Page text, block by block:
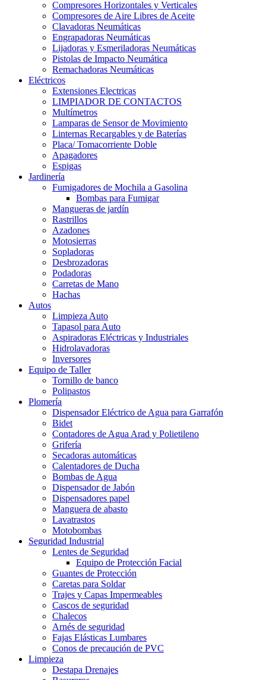
Compresores Horizontales y Verticales
Compresores de Aire Libres de Aceite
Clavadoras Neumáticas
Engrapadoras Neumáticas
Lijadoras y Esmeriladoras Neumáticas
Pistolas de Impacto Neumática
Remachadoras Neumáticas
Eléctricos
Extensiones Electricas
LIMPIADOR DE CONTACTOS
Multímetros
Lamparas de Sensor de Movimiento
Linternas Recargables y de Baterías
Placa/ Tomacorriente Doble
Apagadores
Espigas
Jardinería
Fumigadores de Mochila a Gasolina
Bombas para Fumigar
Mangueras de jardín
Rastrillos
Azadones
Motosierras
Sopladoras
Desbrozadoras
Podadoras
Carretas de Mano
Hachas
Autos
Limpieza Auto
Tapasol para Auto
Aspiradoras Eléctricas y Industriales
Hidrolavadoras
Inversores
Equipo de Taller
Tornillo de banco
Polipastos
Plomería
Dispensador Eléctrico de Agua para Garrafón
Bidet
Contadores de Agua Arad y Polietileno
Grifería
Secadoras automáticas
Calentadores de Ducha
Bombas de Agua
Dispensador de Jabón
Dispensadores papel
Manguera de abasto
Lavatrastos
Motobombas
Seguridad Industrial
Lentes de Seguridad
Equipo de Protección Facial
Guantes de Protección
Caretas para Soldar
Trajes y Capas Impermeables
Cascos de seguridad
Chalecos
Arnés de seguridad
Fajas Elásticas Lumbares
Conos de precaución de PVC
Limpieza
Destapa Drenajes